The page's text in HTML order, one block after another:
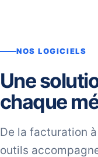
NOS LOGICIELS
Une
chaque
De la facturation
outils